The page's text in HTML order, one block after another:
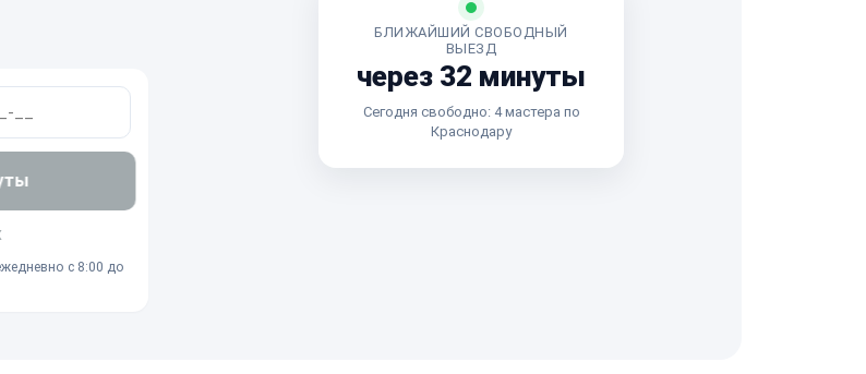
с 8:00 до
БЛИЖАЙШИЙ СВОБОДНЫЙ
ВЫЕЗД
через 32 минуты
Сегодня свободно: 4 мастера по
Краснодару